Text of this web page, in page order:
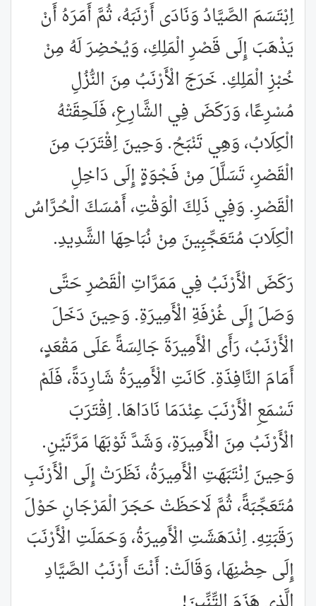
اِبْتَسَمَ الصَّيَّادُ وَنَادَى أَرْنَبَهُ، ثُمَّ أَمَرَهُ أَنْ
يَذْهَبَ إِلَى قَصْرِ الْمَلِكِ، وَيُحْضِرَ لَهُ مِنْ
خُبْزِ الْمَلِكِ. خَرَجَ الْأَرْنَبُ مِنَ النُّزُلِ
مُسْرِعًا، وَرَكَضَ فِي الشَّارِعِ، فَلَحِقَتْهُ
الْكِلَابُ، وَهِي تَنْبَحُ. وَحِينَ اِقْتَرَبَ مِنَ
الْقَصْرِ، تَسَلَّلَ مِنْ فَجْوَةٍ إِلَى دَاخِلِ
الْقَصْرِ. وَفِي ذَلِكَ الْوَقْتِ، أَمْسَكَ الْحُرَّاسُ
الْكِلَابَ مُتَعَجِّبِينَ مِنْ نُبَاحِهَا الشَّدِيدِ.
رَكَضَ الْأَرْنَبُ فِي مَمَرَّاتِ الْقَصْرِ حَتَّى
وَصَلَ إِلَى غُرْفَةِ الْأَمِيرَةِ. وَحِينَ دَخَلَ
الْأَرْنَبُ، رَأَى الْأَمِيرَةَ جَالِسَةً عَلَى مَقْعَدٍ،
أَمَامَ النَّافِذَةِ. كَانَتِ الْأَمِيرَةُ شَارِدَةً، فَلَمْ
تَسْمَعِ الْأَرْنَبَ عِنْدَمَا نَادَاهَا. اِقْتَرَبَ
الْأَرْنَبُ مِنَ الْأَمِيرَةِ، وَشَدَّ ثَوْبَهَا مَرَّتَيْنِ.
وَحِينَ اِنْتَبَهَتِ الْأَمِيرَةُ، نَظَرَتْ إِلَى الْأَرْنَبِ
مُتَعَجِّبَةً، ثُمَّ لَاحَظَتْ حَجَرَ الْمَرْجَانِ حَوْلَ
رَقَبَتِهِ. اِنْدَهَشَتِ الْأَمِيرَةُ، وَحَمَلَتِ الْأَرْنَبَ
إِلَى حِضْنِهَا، وَقَالَتْ: أَنْتَ أَرْنَبُ الصَّيَّادِ